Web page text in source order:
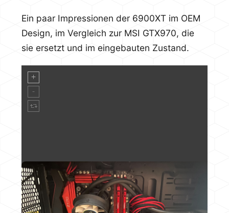
Ein paar Impressionen der 6900XT im OEM
Design, im Vergleich zur MSI GTX970, die
sie ersetzt und im eingebauten Zustand.